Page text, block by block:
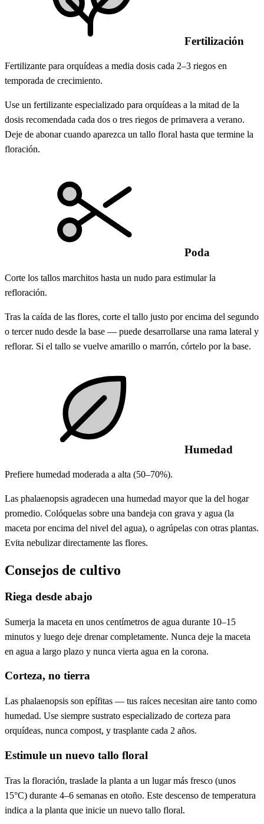
Fertilización
Fertilizante para orquídeas a media dosis cada 2–3 riegos en
temporada de crecimiento.
Use un fertilizante especializado para orquídeas a la mitad de la
dosis recomendada cada dos o tres riegos de primavera a verano.
Deje de abonar cuando aparezca un tallo floral hasta que termine la
floración.
Poda
Corte los tallos marchitos hasta un nudo para estimular la
refloración.
Tras la caída de las flores, corte el tallo justo por encima del segundo
o tercer nudo desde la base — puede desarrollarse una rama lateral y
reflorar. Si el tallo se vuelve amarillo o marrón, córtelo por la base.
Humedad
Prefiere humedad moderada a alta (50–70%).
Las phalaenopsis agradecen una humedad mayor que la del hogar
promedio. Colóquelas sobre una bandeja con grava y agua (la
maceta por encima del nivel del agua), o agrúpelas con otras plantas.
Evita nebulizar directamente las flores.
Consejos de cultivo
Riega desde abajo
Sumerja la maceta en unos centímetros de agua durante 10–15
minutos y luego deje drenar completamente. Nunca deje la maceta
en agua a largo plazo y nunca vierta agua en la corona.
Corteza, no tierra
Las phalaenopsis son epífitas — tus raíces necesitan aire tanto como
humedad. Use siempre sustrato especializado de corteza para
orquídeas, nunca compost, y trasplante cada 2 años.
Estimule un nuevo tallo floral
Tras la floración, traslade la planta a un lugar más fresco (unos
15°C) durante 4–6 semanas en otoño. Este descenso de temperatura
indica a la planta que inicie un nuevo tallo floral.